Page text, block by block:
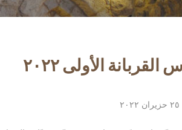
القربانة الأولى ٢٠٢٢